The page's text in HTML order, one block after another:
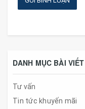
DANH MỤC BÀI VIẾT
Tư vấn
Tin tức khuyến mãi